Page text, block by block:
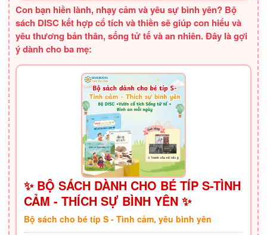
Con bạn hiền lành, nhạy cảm và yêu sự bình yên? Bộ
sách DISC kết hợp cổ tích và thiền sẽ giúp con hiểu và
yêu thương bản thân, sống tử tế và an nhiên. Đây là gợi
ý dành cho ba mẹ:
✨ BỘ SÁCH DÀNH CHO BÉ TÍP S-TÌNH
CẢM - THÍCH SỰ BÌNH YÊN ✨
Bộ sách cho bé típ S - Tình cảm, yêu bình yên